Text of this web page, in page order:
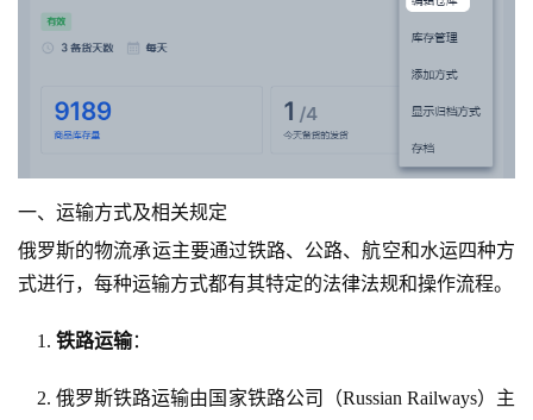
一、运输方式及相关规定
俄罗斯的物流承运主要通过铁路、公路、航空和水运四种方
式进行，每种运输方式都有其特定的法律法规和操作流程。
铁路运输：
俄罗斯铁路运输由国家铁路公司（Russian Railways）主